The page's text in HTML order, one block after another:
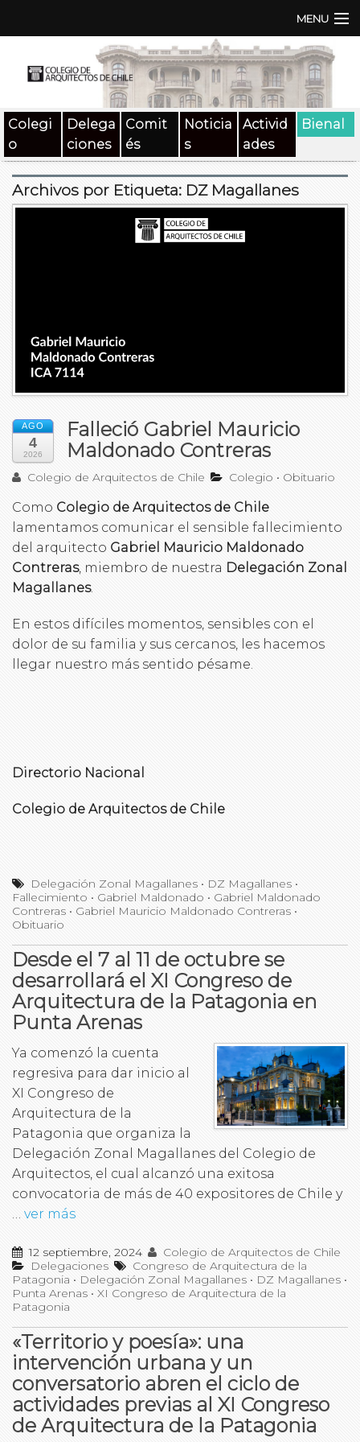
MENU
Documentos
SAT
Buscar:
Colegi
o
Delega
ciones
Comit
és
Noticia
s
Activid
ades
Bienal
Archivos por Etiqueta: DZ Magallanes
AGO
4
2026
Falleció Gabriel Mauricio
Maldonado Contreras
Colegio de Arquitectos de Chile Colegio • Obituario
Como Colegio de Arquitectos de Chile
lamentamos comunicar el sensible fallecimiento
del arquitecto Gabriel Mauricio Maldonado
Contreras, miembro de nuestra Delegación Zonal
Magallanes.
En estos difíciles momentos, sensibles con el
dolor de su familia y sus cercanos, les hacemos
llegar nuestro más sentido pésame.
Directorio Nacional
Colegio de Arquitectos de Chile
Delegación Zonal Magallanes • DZ Magallanes •
Fallecimiento • Gabriel Maldonado • Gabriel Maldonado
Contreras • Gabriel Mauricio Maldonado Contreras •
Obituario
Desde el 7 al 11 de octubre se
desarrollará el XI Congreso de
Arquitectura de la Patagonia en
Punta Arenas
Ya comenzó la cuenta
regresiva para dar inicio al
XI Congreso de
Arquitectura de la
Patagonia que organiza la
Delegación Zonal Magallanes del Colegio de
Arquitectos, el cual alcanzó una exitosa
convocatoria de más de 40 expositores de Chile y
… ver más
12 septiembre, 2024
Colegio de Arquitectos de Chile
Delegaciones
Congreso de Arquitectura de la
Patagonia • Delegación Zonal Magallanes • DZ Magallanes •
Punta Arenas • XI Congreso de Arquitectura de la
Patagonia
«Territorio y poesía»: una
intervención urbana y un
conversatorio abren el ciclo de
actividades previas al XI Congreso
de Arquitectura de la Patagonia